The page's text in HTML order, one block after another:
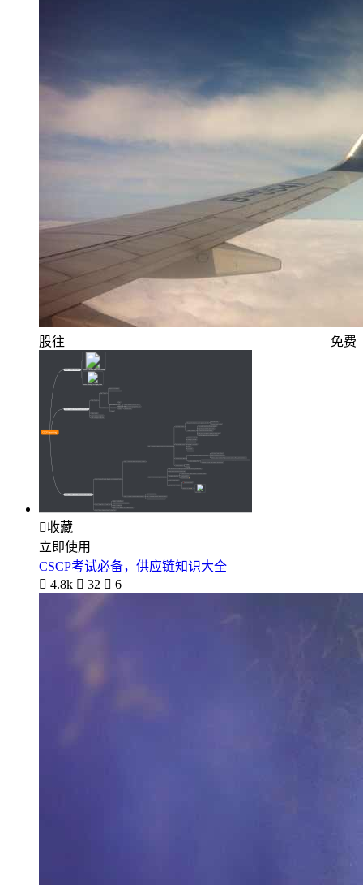
股往 免费
收藏
立即使用
CSCP考试必备，供应链知识大全
 4.8k  32  6